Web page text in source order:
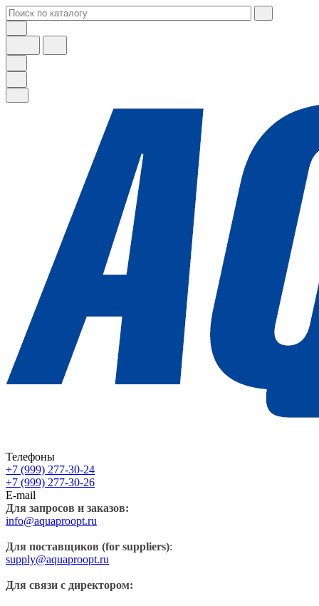
Телефоны
+7 (999) 277-30-24
+7 (999) 277-30-26
E-mail
Для запросов и заказов:
info@aquaproopt.ru
Для поставщиков (for suppliers):
supply@aquaproopt.ru
Для связи с директором: